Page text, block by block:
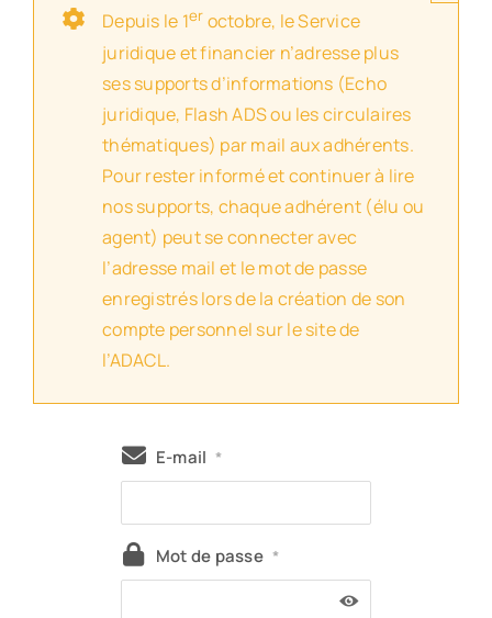
Depuis le 1er octobre, le Service
juridique et financier n’adresse plus
ses supports d’informations (Echo
juridique, Flash ADS ou les circulaires
thématiques) par mail aux adhérents.
Pour rester informé et continuer à lire
nos supports, chaque adhérent (élu ou
agent) peut se connecter avec
l’adresse mail et le mot de passe
enregistrés lors de la création de son
compte personnel sur le site de
l’ADACL.
E-mail *
Mot de passe *